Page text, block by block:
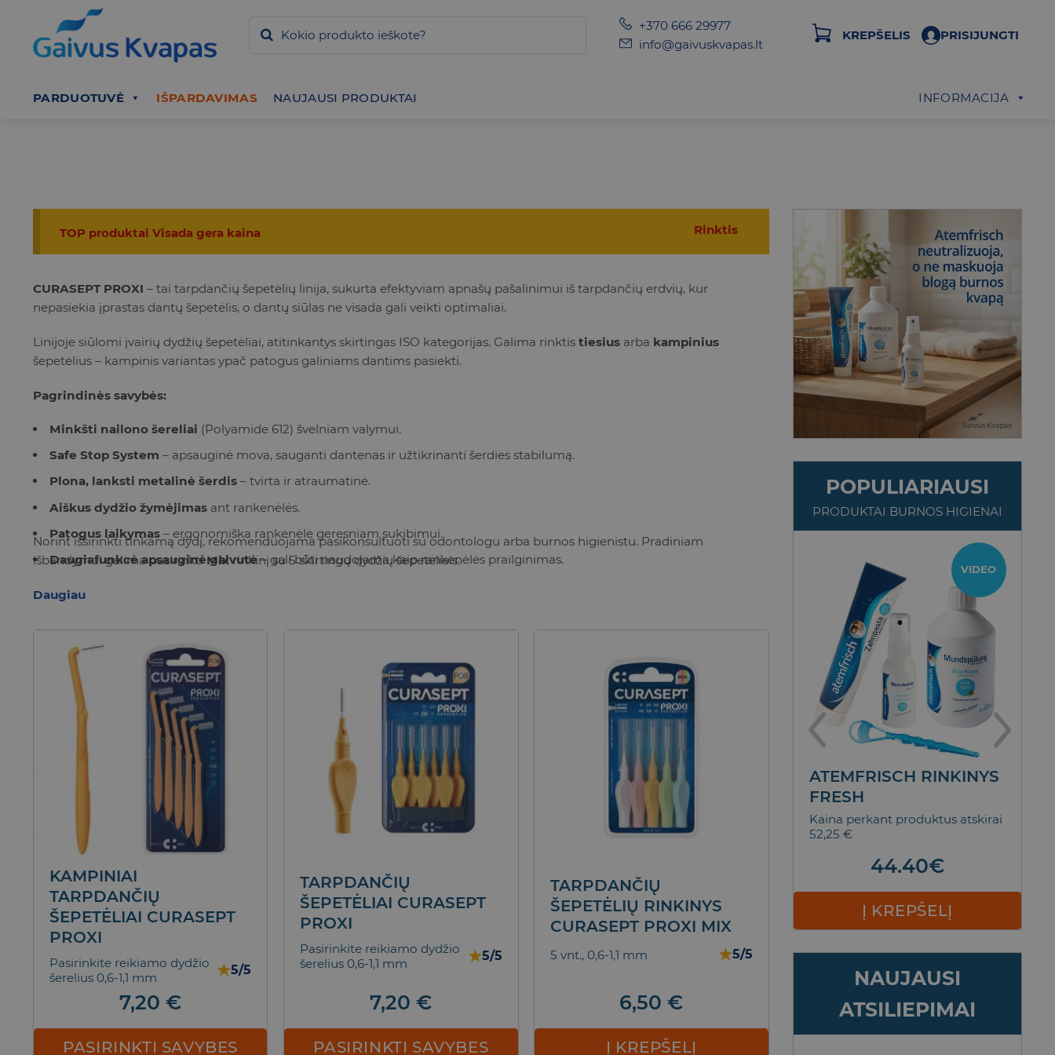
content
+370 666 29977
info@gaivuskvapas.lt
KREPŠELIS PRISIJUNGTI
PARDUOTUVĖ IŠPARDAVIMAS NAUJAUSI PRODUKTAI INFORMACIJA
Rinktis
TOP produktai Visada gera kaina
CURASEPT PROXI – tai tarpdančių šepetėlių linija, sukurta efektyviam apnašų pašalinimui iš tarpdančių erdvių, kur
nepasiekia įprastas dantų šepetėlis, o dantų siūlas ne visada gali veikti optimaliai.
Linijoje siūlomi įvairių dydžių šepetėliai, atitinkantys skirtingas ISO kategorijas. Galima rinktis tiesius arba kampinius
šepetėlius – kampinis variantas ypač patogus galiniams dantims pasiekti.
Pagrindinės savybės:
Minkšti nailono šereliai (Polyamide 612) švelniam valymui.
Safe Stop System – apsauginė mova, sauganti dantenas ir užtikrinanti šerdies stabilumą.
Plona, lanksti metalinė šerdis – tvirta ir atraumatinė.
Aiškus dydžio žymėjimas ant rankenėlės.
Patogus laikymas – ergonomiška rankenėlė geresniam sukibimui.
Daugiafunkcė apsauginė galvutė– gali būti naudojama kaip rankenėlės prailginimas.
Norint išsirinkti tinkamą dydį, rekomenduojama pasikonsultuoti su odontologu arba burnos higienistu. Pradiniam
išbandymui galima pasirinktiMixrinkinį su 5 skirtingų dydžių šepetėliais.
Daugiau
KAMPINIAI
TARPDANČIŲ
ŠEPETĖLIAI CURASEPT
PROXI
Pasirinkite reikiamo dydžio
šerelius 0,6-1,1 mm
★5/5
7,20€
PASIRINKTI SAVYBES
TARPDANČIŲ
ŠEPETĖLIAI CURASEPT
PROXI
Pasirinkite reikiamo dydžio
šerelius 0,6-1,1 mm
★5/5
7,20€
PASIRINKTI SAVYBES
TARPDANČIŲ
ŠEPETĖLIŲ RINKINYS
CURASEPT PROXI MIX
5 vnt., 0,6-1,1 mm ★5/5
6,50€
Į KREPŠELĮ
POPULIARIAUSI
PRODUKTAI BURNOS HIGIENAI
BALINANTI DANTŲ
PASTA OPALESCENCE
Į KREPŠELĮ
VIDEO
ATEMFRISCH RINKINYS
FRESH
Kaina perkant produktus atskirai
52,25 €
44.40€
Į KREPŠELĮ
NAUJAUSI
ATSILIEPIMAI